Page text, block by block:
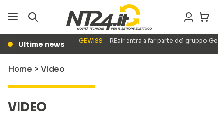
● Ultime news GEWISS REair entra a far parte del gruppo
Home > Video
VIDEO